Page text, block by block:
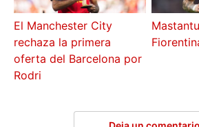
El Manchester City
rechaza la primera
oferta del Barcelona por
Rodri